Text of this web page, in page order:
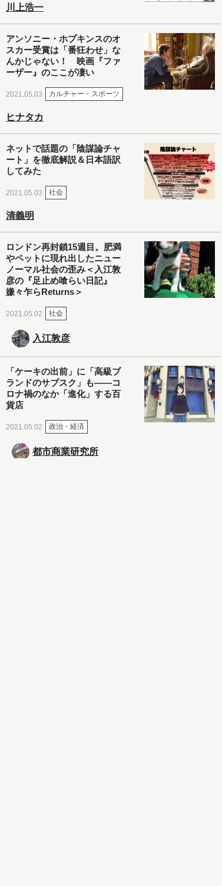
川上浩一
アンソニー・ホプキンスのオ
スカー受賞は「番狂わせ」な
んかじゃない！ 映画『ファ
ーザー』のここが凄い
2021.05.03 カルチャー・スポーツ
ヒナタカ
ネットで話題の「陰謀論チャ
ート」を徹底解説＆日本語訳
してみた
2021.05.03 社会
清義明
ロンドン再封鎖15週目。肥満
やペットに現れ出したニュー
ノーマル社会の歪み＜入江敦
彦の『足止め喰らい日記』
嫌々乍らReturns＞
2021.05.02 社会
入江敦彦
「ケーキの出前」に「高級ブ
ランドのサブスク」も――コ
ロナ禍のなか「進化」する百
貨店
2021.05.02 政治・経済
都市商業研究所